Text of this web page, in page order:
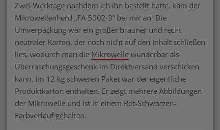
Zwei Werktage nachdem ich ihn bestellt hatte, kam der
Mikrowellenherd „FA-5002-3“ bei mir an. Die
Umverpackung war ein großer brauner und recht
neutraler Karton, der noch nicht auf den Inhalt schließen
lies, wodurch man die Mikrowelle wunderbar als
Überraschungsgeschenk im Direktversand verschicken
kann. Im 12 kg schweren Paket war der eigentliche
Produktkarton enthalten. Er zeigt mehrere Abbildungen
der Mikrowelle und ist in einem Rot-Schwarzen-
Farbverlauf gehalten.